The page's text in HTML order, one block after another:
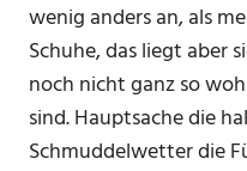
wenig anders an, als
Schuhe, das liegt aber
noch nicht ganz so
sind. Hauptsache die
Schmuddelwetter die